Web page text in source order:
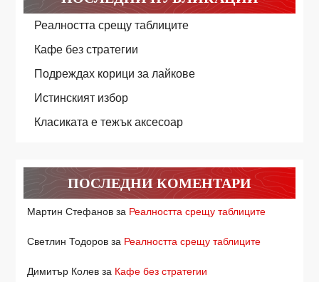
Реалността срещу таблиците
Кафе без стратегии
Подреждах корици за лайкове
Истинският избор
Класиката е тежък аксесоар
ПОСЛЕДНИ КОМЕНТАРИ
Мартин Стефанов за Реалността срещу таблиците
Светлин Тодоров за Реалността срещу таблиците
Димитър Колев за Кафе без стратегии